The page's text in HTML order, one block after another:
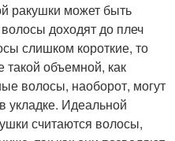
ракушки может быть
доходят до плеч
слишком короткие, то
такой объемной, как
волосы, наоборот, могут
Идеальной
считаются волосы,